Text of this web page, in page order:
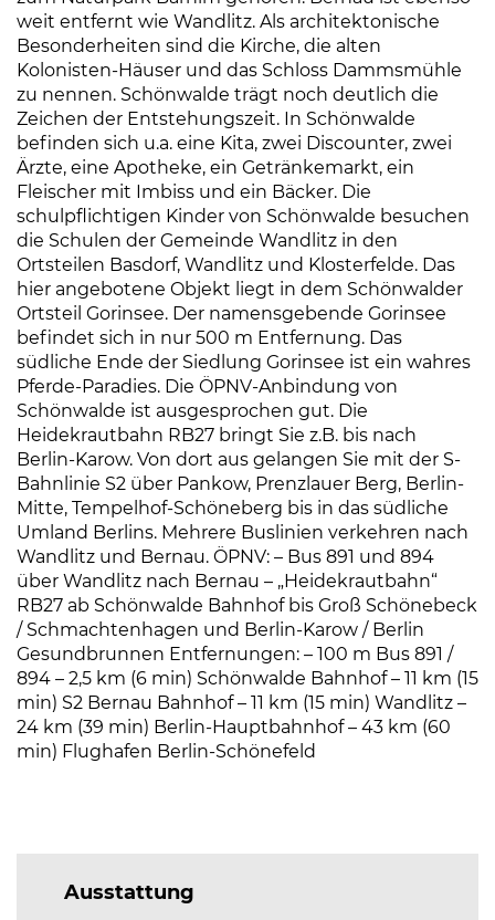
weit entfernt wie Wandlitz. Als architektonische
Besonderheiten sind die Kirche, die alten
Kolonisten-Häuser und das Schloss Dammsmühle
zu nennen. Schönwalde trägt noch deutlich die
Zeichen der Entstehungszeit. In Schönwalde
befinden sich u.a. eine Kita, zwei Discounter, zwei
Ärzte, eine Apotheke, ein Getränkemarkt, ein
Fleischer mit Imbiss und ein Bäcker. Die
schulpflichtigen Kinder von Schönwalde besuchen
die Schulen der Gemeinde Wandlitz in den
Ortsteilen Basdorf, Wandlitz und Klosterfelde. Das
hier angebotene Objekt liegt in dem Schönwalder
Ortsteil Gorinsee. Der namensgebende Gorinsee
befindet sich in nur 500 m Entfernung. Das
südliche Ende der Siedlung Gorinsee ist ein wahres
Pferde-Paradies. Die ÖPNV-Anbindung von
Schönwalde ist ausgesprochen gut. Die
Heidekrautbahn RB27 bringt Sie z.B. bis nach
Berlin-Karow. Von dort aus gelangen Sie mit der S-
Bahnlinie S2 über Pankow, Prenzlauer Berg, Berlin-
Mitte, Tempelhof-Schöneberg bis in das südliche
Umland Berlins. Mehrere Buslinien verkehren nach
Wandlitz und Bernau. ÖPNV: – Bus 891 und 894
über Wandlitz nach Bernau – „Heidekrautbahn“
RB27 ab Schönwalde Bahnhof bis Groß Schönebeck
/ Schmachtenhagen und Berlin-Karow / Berlin
Gesundbrunnen Entfernungen: – 100 m Bus 891 /
894 – 2,5 km (6 min) Schönwalde Bahnhof – 11 km (15
min) S2 Bernau Bahnhof – 11 km (15 min) Wandlitz –
24 km (39 min) Berlin-Hauptbahnhof – 43 km (60
min) Flughafen Berlin-Schönefeld
Ausstattung